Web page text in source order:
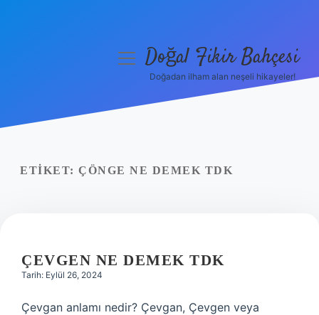
Yasal Uyarı
menüyüDoğal Fikir Bahçesi
Doğadan ilham alan neşeli hikayeler!
ETIKET: ÇÖNGE NE DEMEK TDK
ÇEVGEN NE DEMEK TDK
Tarih: Eylül 26, 2024
Çevgan anlamı nedir? Çevgan, Çevgen veya